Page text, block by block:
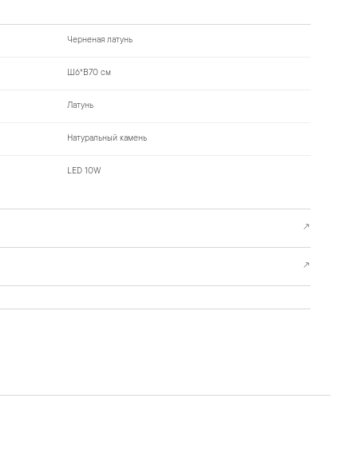
Черненая латунь
Ш6*В70 см
Латунь
Натуральный камень
LED 10W
↗
↗